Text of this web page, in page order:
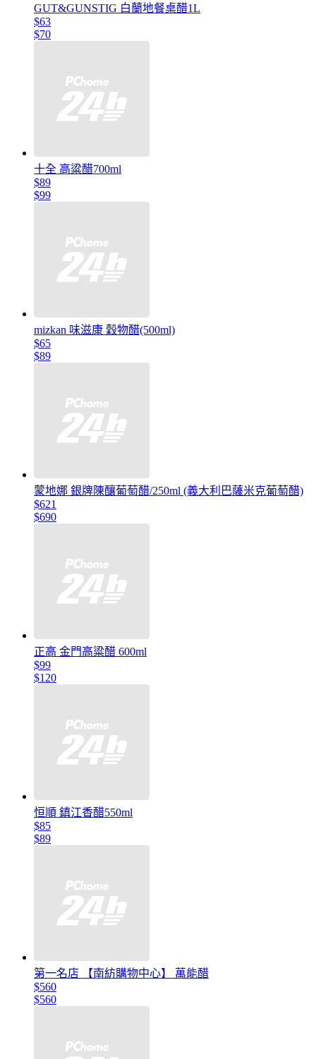
GUT&GUNSTIG 白蘭地餐桌醋1L
$63
$70
十全 高粱醋700ml
$89
$99
mizkan 味滋康 穀物醋(500ml)
$65
$89
蒙地娜 銀牌陳釀葡萄醋/250ml (義大利巴薩米克葡萄醋)
$621
$690
正高 金門高粱醋 600ml
$99
$120
恒順 鎮江香醋550ml
$85
$89
第一名店 【南紡購物中心】 萬能醋
$560
$560